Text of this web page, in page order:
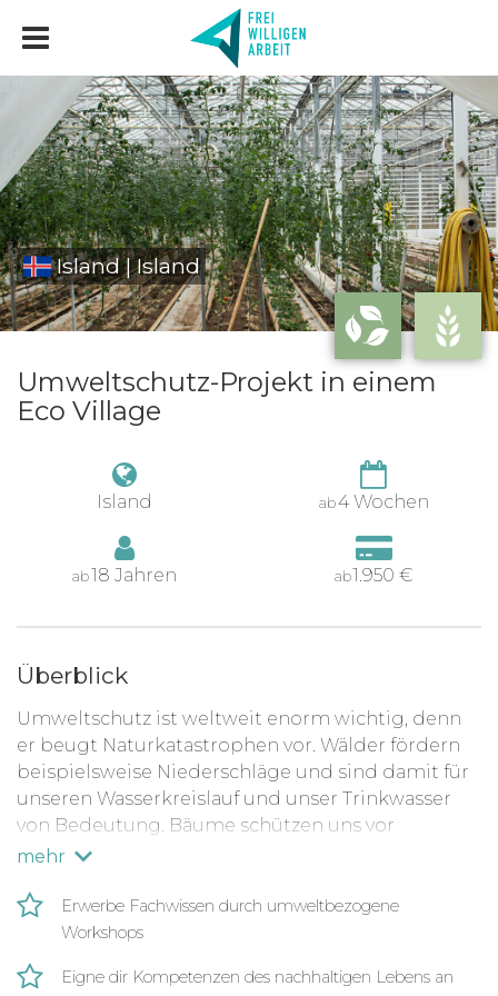
Island | Island
Umweltschutz-Projekt in einem
Eco Village
Island ab4 Wochen
ab18 Jahren ab1.950 €
Überblick
Umweltschutz ist weltweit enorm wichtig, denn
er beugt Naturkatastrophen vor. Wälder fördern
beispielsweise Niederschläge und sind damit für
unseren Wasserkreislauf und unser Trinkwasser
von Bedeutung. Bäume schützen uns vor
Bodenerosionen und verhindern zudem Lawinen
Auch Säuberungsarbeiten gehören zum
schützt nicht nur Menschen, sondern auch Tiere
mehr
Erwerbe Fachwissen durch umweltbezogene
Workshops
Eigne dir Kompetenzen des nachhaltigen Lebens an